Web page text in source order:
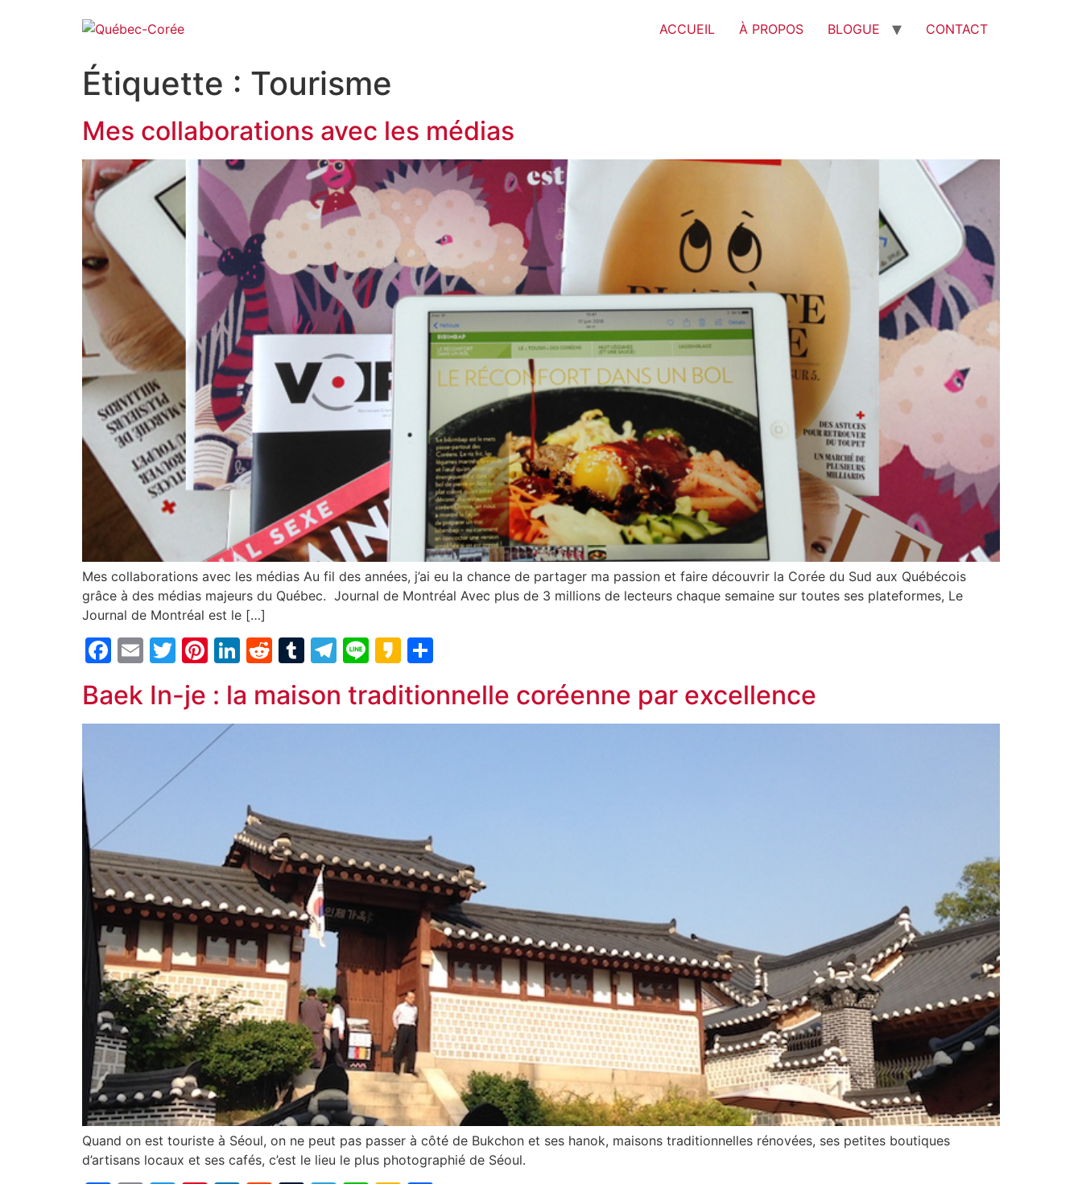
ACCUEIL À PROPOS BLOGUE CONTACT
Étiquette : Tourisme
Mes collaborations avec les médias
Mes collaborations avec les médias Au fil des années, j’ai eu la chance de partager ma passion et faire découvrir la Corée du Sud aux Québécois
grâce à des médias majeurs du Québec. Journal de Montréal Avec plus de 3 millions de lecteurs chaque semaine sur toutes ses plateformes, Le
Journal de Montréal est le […]
Facebook
EmailTwitter
Pinterest
LinkedIn
Reddit
Tumblr
Telegram
LineKakao
Baek In-je : la maison traditionnelle coréenne par excellence
Quand on est touriste à Séoul, on ne peut pas passer à côté de Bukchon et ses hanok, maisons traditionnelles rénovées, ses petites boutiques
d’artisans locaux et ses cafés, c’est le lieu le plus photographié de Séoul.